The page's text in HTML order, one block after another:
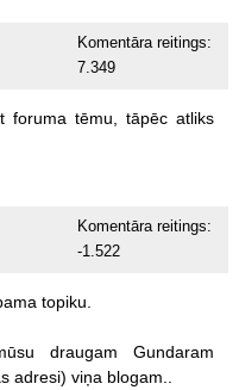
Komentāra reitings:
7.349
foruma tēmu, tāpēc atliks
Komentāra reitings:
-1.522
topiku.
draugam
Gundaram
adresi) viņa blogam..